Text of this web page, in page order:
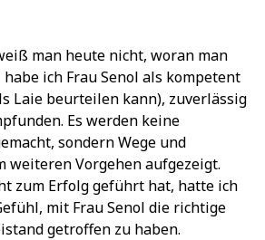
man heute nicht, woran man
ich Frau Senol als kompetent
Laie beurteilen kann), zuverlässig
Es werden keine
sondern Wege und
weiteren Vorgehen aufgezeigt.
zum Erfolg geführt hat, hatte ich
mit Frau Senol die richtige
getroffen zu haben.